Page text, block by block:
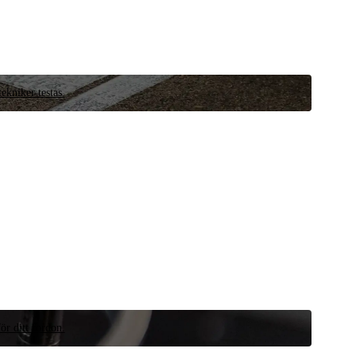
testas.
ditt fordon.